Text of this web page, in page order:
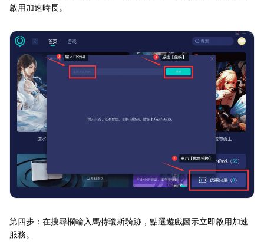
啟用加速時長。
第四步：在搜尋欄輸入馬特瓊斯騎跡，點選遊戲圖示立即啟用加速
服務。